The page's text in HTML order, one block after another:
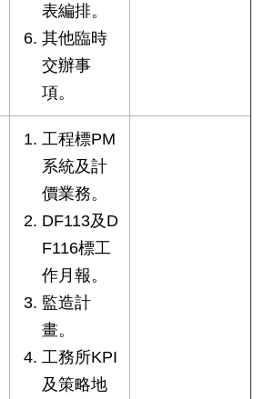
表編排。
其他臨時
交辦事
項。
工程標PM
系統及計
價業務。
DF113及D
F116標工
作月報。
監造計
畫。
工務所KPI
及策略地